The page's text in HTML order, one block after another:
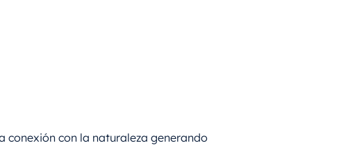
conexión con la naturaleza generando